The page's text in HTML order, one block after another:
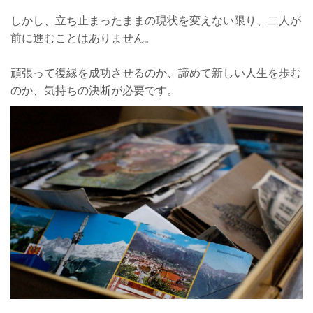
しかし、立ち止まったままの現状を変えない限り、二人が
前に進むことはありません。
頑張って復縁を成功させるのか、諦めて新しい人生を歩む
のか、気持ちの決断が必要です。